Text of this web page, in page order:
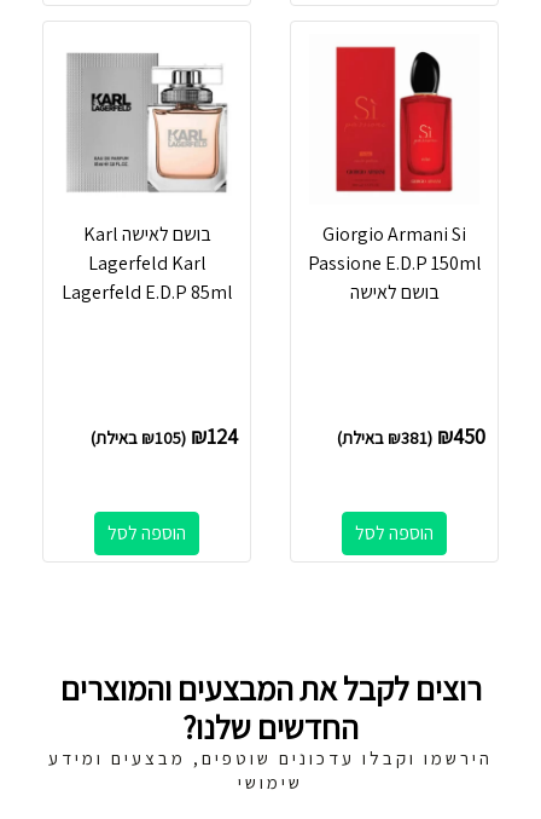
Giorgio Armani Si
Passione E.D.P 150ml
בושם לאישה
₪450
(
₪381 באילת)
הוספה לסל
בושם לאישה Karl
Lagerfeld Karl
Lagerfeld E.D.P 85ml
₪124
(
₪105 באילת)
הוספה לסל
רוצים לקבל את המבצעים והמוצרים
החדשים שלנו?
הירשמו וקבלו עדכונים שוטפים, מבצעים ומידע
שימושי